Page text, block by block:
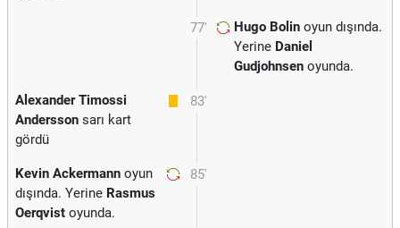
77' Hugo Bolin oyun dışında.
Yerine Daniel
Gudjohnsen oyunda.
83'
Alexander Timossi
Andersson sarı kart
gördü
85'
Kevin Ackermann oyun
dışında. Yerine Rasmus
Oerqvist oyunda.